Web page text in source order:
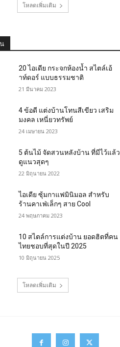
โหลดเพิ่มเติม
20 ไอเดีย กระจกห้องน้ำ สไตล์เอ้
าท์ดอร์ แบบธรรมชาติ
21 มีนาคม 2023
4 ข้อดี แต่งบ้านโทนสีเขียว เสริม
มงคล เหนี่ยวทรัพย์
24 เมษายน 2023
5 ต้นไม้ จัดสวนหลังบ้าน ที่มีไว้แล้ว
ดูแนวสุดๆ
22 มิถุนายน 2022
ไอเดีย ซุ้มกาแฟมินิมอล สำหรับ
ร้านคาเฟ่เล็กๆ สาย Cool
24 พฤษภาคม 2023
10 สไตล์การแต่งบ้าน ยอดฮิตที่คน
ไทยชอบที่สุดในปี 2025
10 มิถุนายน 2025
โหลดเพิ่มเติม